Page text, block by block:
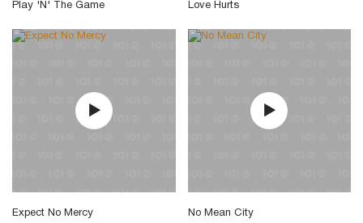
Play 'N' The Game Love Hurts
Expect No Mercy No Mean City